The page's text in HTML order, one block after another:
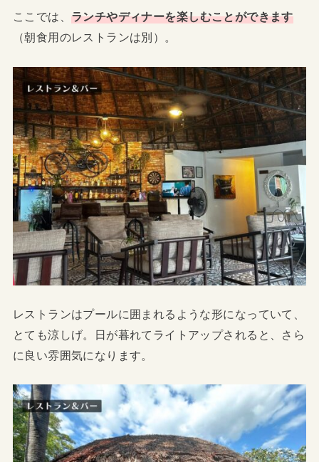
ここでは、 ランチやディナーを楽しむことができます
（朝食用のレストランは別）。
レストランはプールに囲まれるような形になっていて、
とても涼しげ。日が暮れてライトアップされると、さら
に良い雰囲気になります。